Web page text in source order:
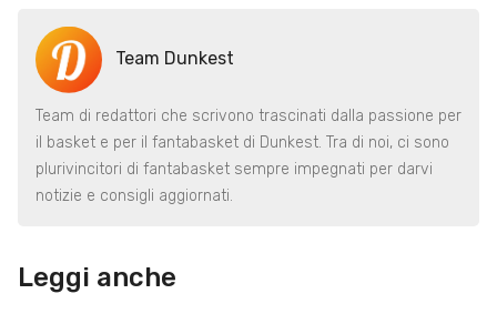
Team Dunkest
Team di redattori che scrivono trascinati dalla passione per
il basket e per il fantabasket di Dunkest. Tra di noi, ci sono
plurivincitori di fantabasket sempre impegnati per darvi
notizie e consigli aggiornati.
Leggi anche